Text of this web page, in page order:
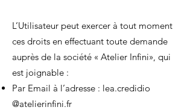
L’Utilisateur peut exercer à tout moment
ces droits en effectuant toute demande
auprès de la société « Atelier Infini», qui
est joignable :
Par Email à l’adresse : lea.credidio
@atelierinfini.fr